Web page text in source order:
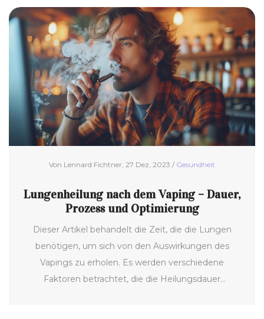
zu unterstützen. Leser können auch erfahren, welche
Symptome nach der Beendigung des Vapens
auftreten können und wie man am besten damit
umgeht.
Von Lennard Fichtner, 27 Dez, 2023 / Gesundheit
Lungenheilung nach dem Vaping – Dauer,
Prozess und Optimierung
Dieser Artikel behandelt die Zeit, die die Lungen
benötigen, um sich von den Auswirkungen des
Vapings zu erholen. Es werden verschiedene
Faktoren betrachtet, die die Heilungsdauer